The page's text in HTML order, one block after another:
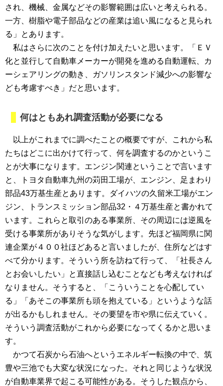
され、機械、金属などその影響範囲は広いと考えられる。
一方、樹脂や電子部品などの産業は追い風になると見られ
る」とあります。
私はさらに次のことを付け加えたいと思います。「ＥＶ
化と並行して自動車メーカーが開発を進める自動運転、カ
ーシェアリングの動き、ガソリンスタンド減少への影響な
ども考慮すべき」だと思います。
何はともあれ調査活動が必要になる
以上がこれまでに調べたことの概要ですが、これから私
たちはどこに出かけて行って、何を調査するのかというこ
とが大事になります。エンジン関連ということで言います
と、トヨタ自動車九州の苅田工場が、エンジン、足まわり
部品43万基生産とあります。ダイハツの久留米工場がエン
ジン、トランスミッション部品32・４万基生産と書かれて
います。これらと取引のある事業所、その周辺には逆風を
受ける事業所がありそうな気がします。先ほど福岡県に関
連企業が４００社ほどあると言いましたが、住所などはす
べて分かります。そういう所を訪ねて行って、「社長さん
とお会いしたい」と直接話し込むことなども考えなければ
なりません。そうすると、「こういうことを心配してい
る」「あそこの事業所も頭を抱えている」というような話
が出るかもしれません。その要望を市や県に伝えていく。
そういう調査活動がこれから必要になってくるかと思いま
す。
かつて石炭から石油へというエネルギー転換の中で、筑
豊や三池でも大変な状況になった。それと同じような状況
が自動車業界で起こる可能性がある。そうした観点から、